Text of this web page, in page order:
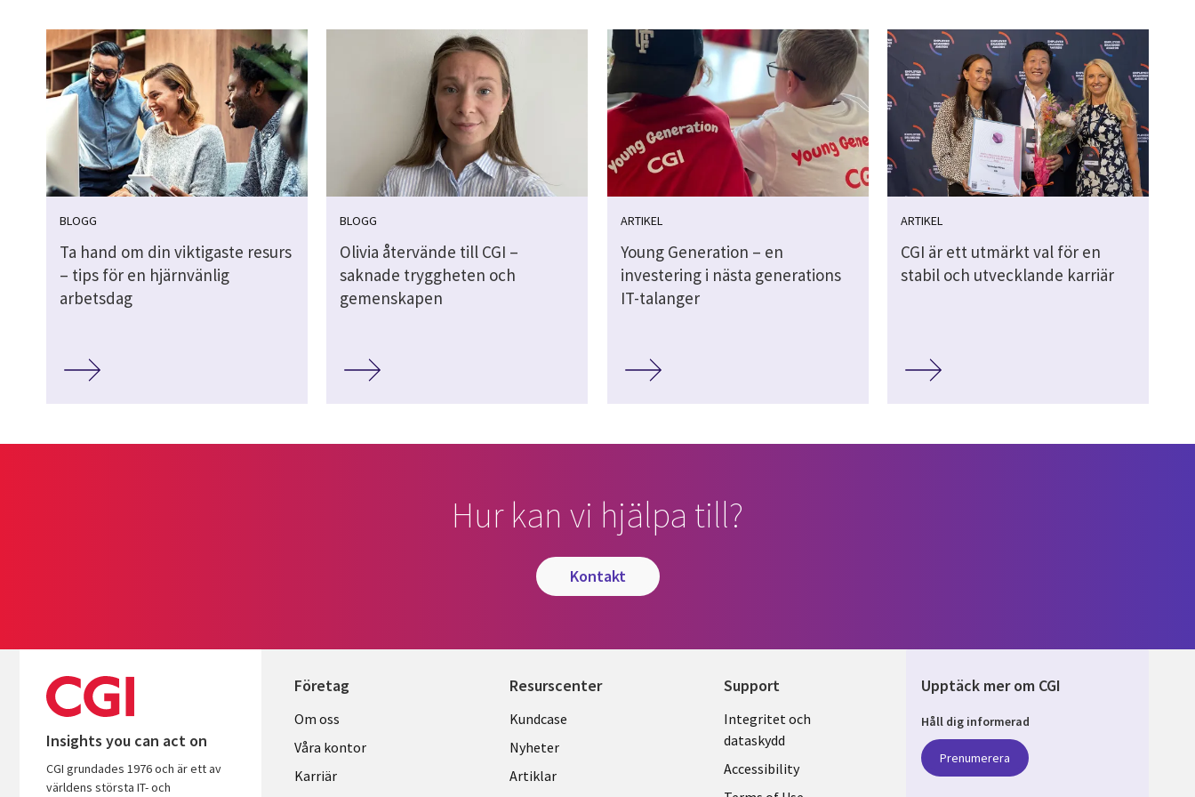
BLOGG
Ta hand om din viktigaste resurs
– tips för en hjärnvänlig
arbetsdag
BLOGG
Olivia återvände till CGI –
saknade tryggheten och
gemenskapen
ARTIKEL
Young Generation – en
investering i nästa generations
IT-talanger
ARTIKEL
CGI är ett utmärkt val för en
stabil och utvecklande karriär
Hur kan vi hjälpa till?
kontakt
Insights you can act on
CGI grundades 1976 och är ett av
världens största IT- och
Företag
Useful
links
SWEDEN
Om oss
Våra kontor
Karriär
Resurscenter
Library
Links
SWEDEN
Kundcase
Nyheter
Artiklar
Support
Legal
SWEDEN
Integritet och
dataskydd
Accessibility
Upptäck mer om CGI
Håll dig informerad
Prenumerera